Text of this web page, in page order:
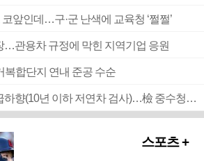
앞인데…구·군 난색에 교육청 ‘쩔쩔’
…관용차 규정에 막힌 지역기업 응원
복합단지 연내 준공 수순
■ 검사 신분 버리고 직급하향(10년 이하 저연차 검사)…檢 중수청행 기피
스포츠 +